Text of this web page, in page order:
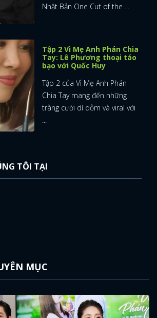
Nhật Bản One Cut of the ...
Tập 2 Vì Mẹ Anh Phán Chia
Tay: Lê Phương thoại táo
bạo với Quốc Huy
Tập 2 của Vì Mẹ Anh Phán
Chia Tay mang đến những
tràng cười dí dỏm và viral với
...
TÔI TẠI
MỤC